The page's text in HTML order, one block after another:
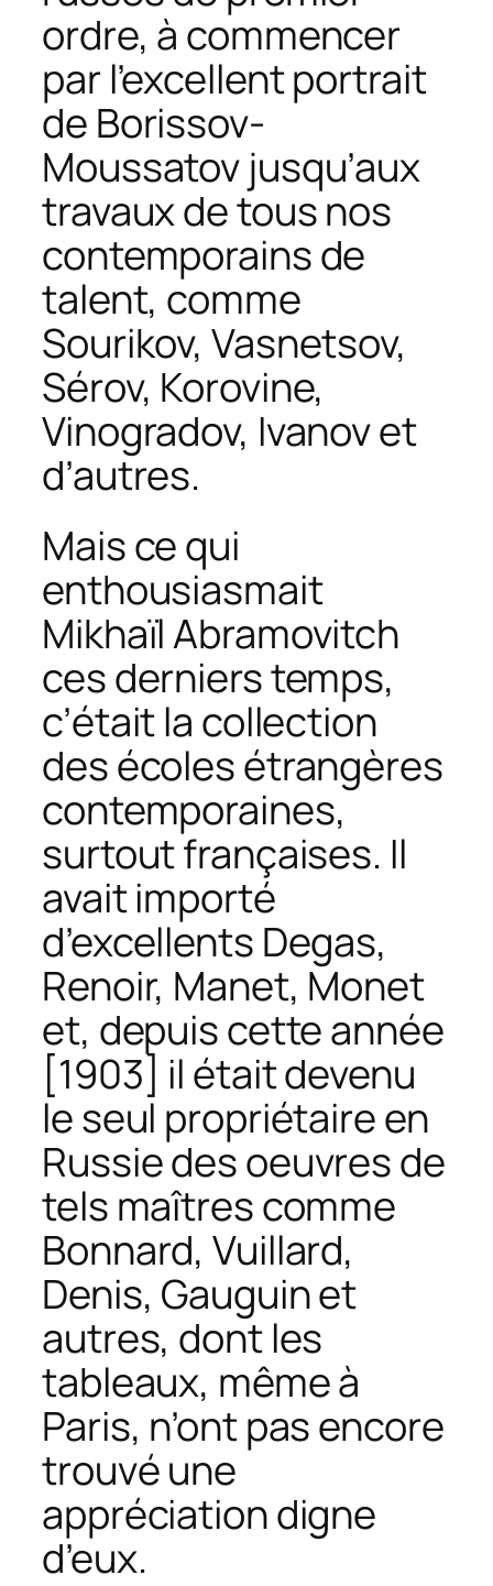
ordre, à commencer
par l’excellent portrait
de Borissov-
Moussatov jusqu’aux
travaux de tous nos
contemporains de
talent, comme
Sourikov, Vasnetsov,
Sérov, Korovine,
Vinogradov, Ivanov et
d’autres.
Mais ce qui
enthousiasmait
Mikhaïl Abramovitch
ces derniers temps,
c’était la collection
des écoles étrangères
contemporaines,
surtout françaises. Il
avait importé
d’excellents Degas,
Renoir, Manet, Monet
et, depuis cette année
[1903] il était devenu
le seul propriétaire en
Russie des oeuvres de
tels maîtres comme
Bonnard, Vuillard,
Denis, Gauguin et
autres, dont les
tableaux, même à
Paris, n’ont pas encore
trouvé une
appréciation digne
d’eux.